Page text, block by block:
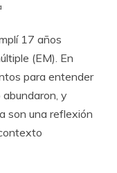
17 años
(EM). En
para entender
y
son una reflexión